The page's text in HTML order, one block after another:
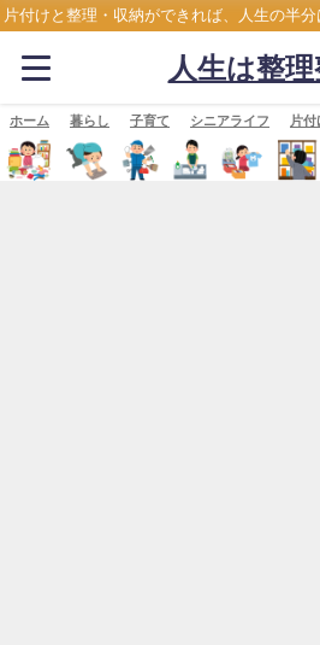
片付けと整理・収納ができれば、人生の半
人生は整
ホーム 暮らし 子育て シニアライフ 片